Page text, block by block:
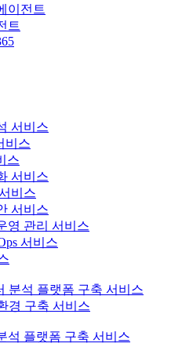
이전트
트
서비스
비스
스
서비스
비스
서비스
영 관리 서비스
서비스
분석 플랫폼 구축 서비스
경 구축 서비스
석 플랫폼 구축 서비스